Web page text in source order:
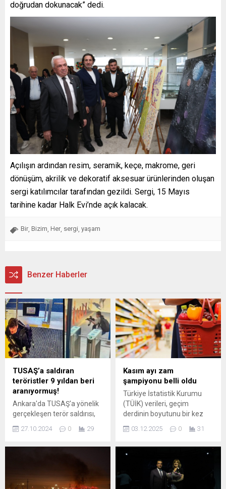
doğrudan dokunacak” dedi.
Açılışın ardından resim, seramik, keçe, makrome, geri
dönüşüm, akrilik ve dekoratif aksesuar ürünlerinden oluşan
sergi katılımcılar tarafından gezildi. Sergi, 15 Mayıs
tarihine kadar Halk Evi’nde açık kalacak.
Bir, Bizim, Her, sergi, yaşam
Benzer Haberler
TUSAŞ’a saldıran
teröristler 9 yıldan beri
aranıyormuş!
Ankara'da TUSAŞ'a yönelik
gerçekleşen terör saldırısı,
zafiyetlerini gündeme
önlemler üzerine kapsamlı
27.10.2024 0 29
Kasım ayı zam
şampiyonu belli oldu
Türkiye İstatistik Kurumu
(TÜİK) verileri, geçim
derdinin boyutunu bir kez
Tüketici fiyatları bazında
fiyat artışı yüzde 16,97 ile
evcil hayvanlarla ilgili
ürünlerde gerçekleşti.
Böylece evcil hayvan ...
03.12.2025 0 31